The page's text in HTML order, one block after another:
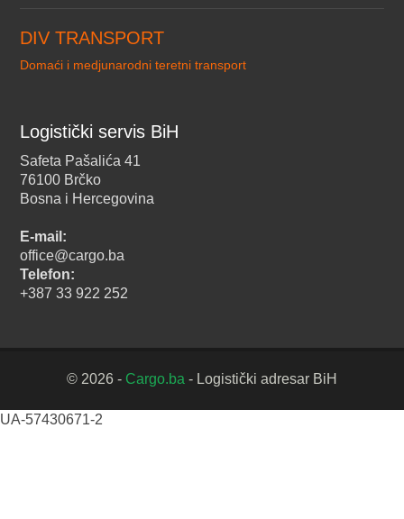
DIV TRANSPORT
Domaći i medjunarodni teretni transport
Logistički servis BiH
Safeta Pašalića 41
76100 Brčko
Bosna i Hercegovina
E-mail:
office@cargo.ba
Telefon:
+387 33 922 252
© 2026 - Cargo.ba - Logistički adresar BiH
UA-57430671-2